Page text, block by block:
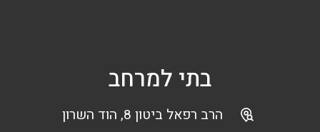
בתי למרחב
הרב רפאל ביטון 8, הוד השרון